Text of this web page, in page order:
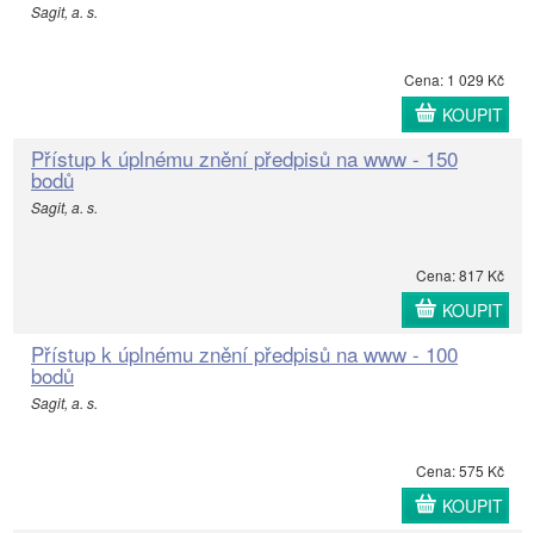
Sagit, a. s.
Cena: 1 029 Kč
KOUPIT
Přístup k úplnému znění předpisů na www - 150
bodů
Sagit, a. s.
Cena: 817 Kč
KOUPIT
Přístup k úplnému znění předpisů na www - 100
bodů
Sagit, a. s.
Cena: 575 Kč
KOUPIT